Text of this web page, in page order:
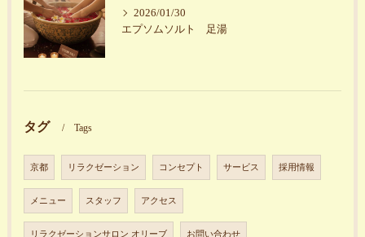
2026/01/30
エプソムソルト 足湯
タグ Tags
京都 リラクゼーション コンセプト サービス 採用情報
メニュー スタッフ アクセス
リラクゼーションサロン オリーブ お問い合わせ